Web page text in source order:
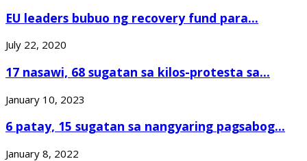
EU leaders bubuo ng recovery fund para...
July 22, 2020
17 nasawi, 68 sugatan sa kilos-protesta sa...
January 10, 2023
6 patay, 15 sugatan sa nangyaring pagsabog...
January 8, 2022